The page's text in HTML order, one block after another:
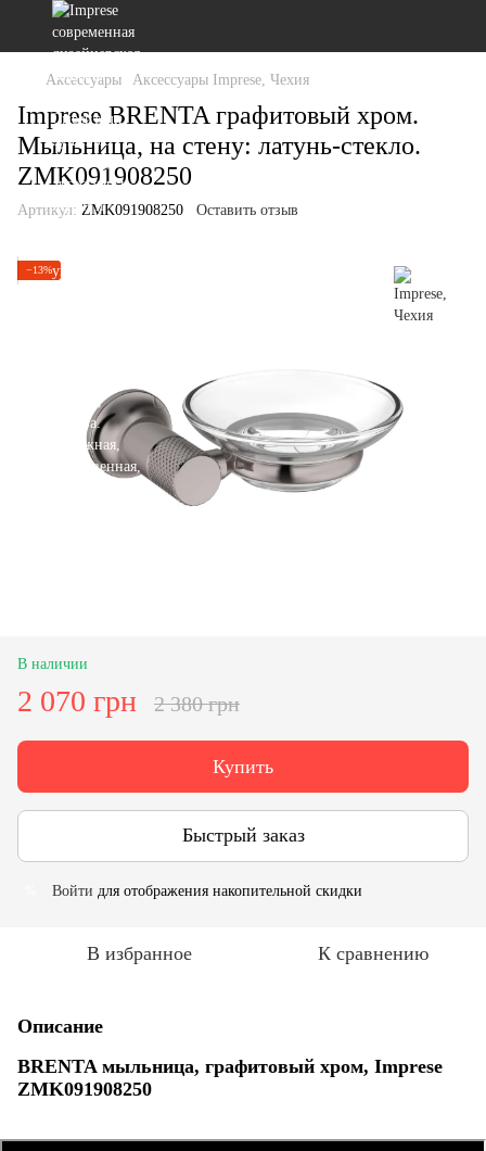
Аксессуары Аксессуары Imprese, Чехия
Imprese BRENTA графитовый хром.
Мыльница, на стену: латунь-стекло.
ZMK091908250
Артикул: ZMK091908250 Оставить отзыв
−13%
В наличии
2 070 грн 2 380 грн
Купить
Быстрый заказ
Войти для отображения накопительной скидки
В избранное К сравнению
Описание
BRENTA мыльница, графитовый хром, Imprese
ZMK091908250